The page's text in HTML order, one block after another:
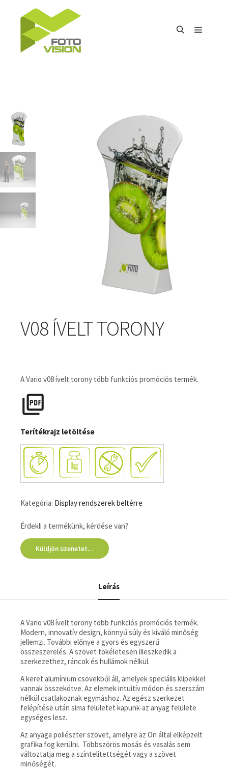
V08 ÍVELT TORONY
A Vario v08 ívelt torony több funkciós promóciós termék.
Terítékrajz letöltése
Kategória: Display rendszerek beltérre
Érdekli a termékünk, kérdése van?
Küldjön üzenetet…
Leírás
A Vario v08 ívelt torony több funkciós promóciós termék.
Modern, innovatív design, könnyű súly és kiváló minőség
jellemzi. További előnye a gyors és egyszerű
összeszerelés. A szövet tökéletesen illeszkedik a
szerkezethez, ráncok és hullámok nélkül.
A keret alumínium csövekből áll, amelyek speciális klipekkel
vannak összekötve. Az elemek intuitív módon és szerszám
nélkül csatlakoznak egymáshoz. Az egész szerkezet
felépítése után sima felületet kapunk-az anyag felülete
egységes lesz.
Az anyaga poliészter szövet, amelyre az Ön által elképzelt
grafika fog kerülni. Többszörös mosás és vasalás sem
változtatja meg a színtelítettségét vagy a szövet
minőségét.